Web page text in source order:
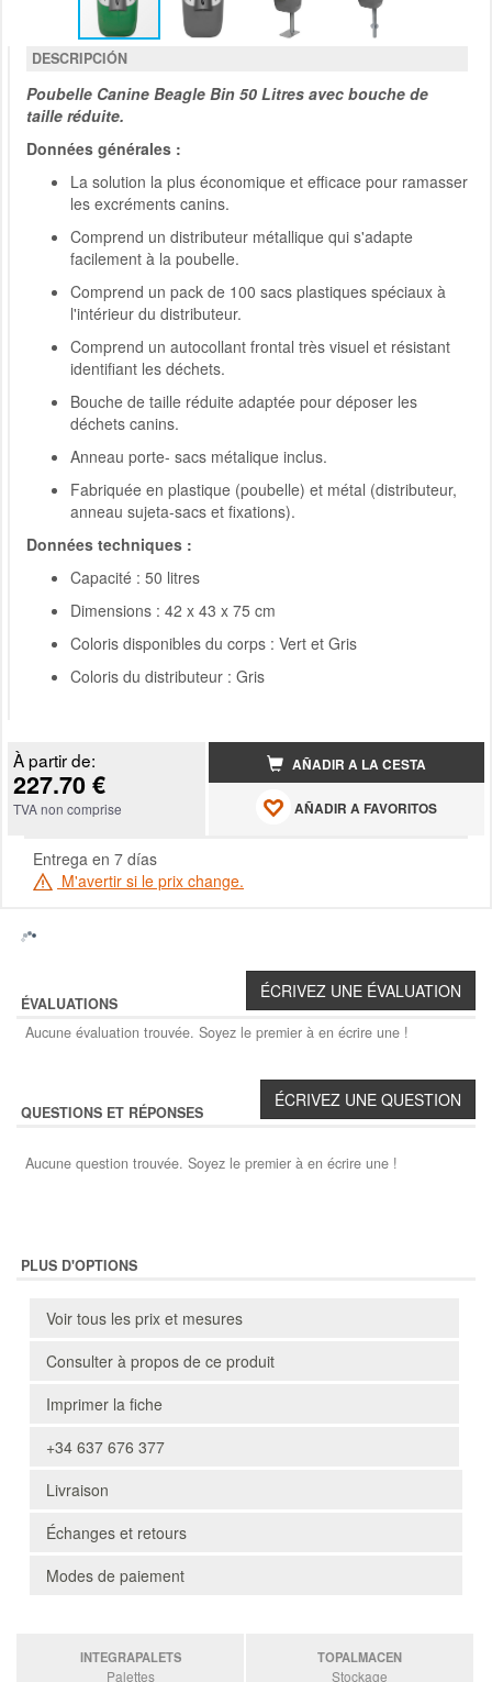
DESCRIPCIÓN
Poubelle Canine Beagle Bin 50 Litres avec bouche de
taille réduite.
Données générales :
La solution la plus économique et efficace pour ramasser
les excréments canins.
Comprend un distributeur métallique qui s'adapte
facilement à la poubelle.
Comprend un pack de 100 sacs plastiques spéciaux à
l'intérieur du distributeur.
Comprend un autocollant frontal très visuel et résistant
identifiant les déchets.
Bouche de taille réduite adaptée pour déposer les
déchets canins.
Anneau porte- sacs métalique inclus.
Fabriquée en plastique (poubelle) et métal (distributeur,
anneau sujeta-sacs et fixations).
Données techniques :
Capacité : 50 litres
Dimensions : 42 x 43 x 75 cm
Coloris disponibles du corps : Vert et Gris
Coloris du distributeur : Gris
À partir de:
227.70 €
TVA non comprise
AÑADIR A LA CESTA
AÑADIR A FAVORITOS
Entrega en 7 días
M'avertir si le prix change.
ÉVALUATIONS
Aucune évaluation trouvée. Soyez le premier à en écrire une !
QUESTIONS ET RÉPONSES
Aucune question trouvée. Soyez le premier à en écrire une !
PLUS D'OPTIONS
Voir tous les prix et mesures
Consulter à propos de ce produit
Imprimer la fiche
+34 637 676 377
Livraison
Échanges et retours
Modes de paiement
INTEGRAPALETS
Palettes
TOPALMACEN
Stockage